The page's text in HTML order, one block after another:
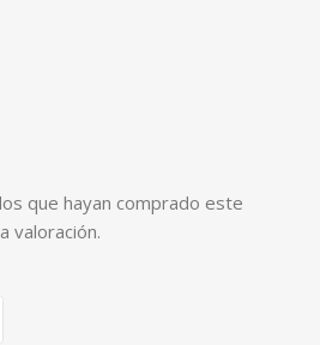
que hayan comprado este
valoración.